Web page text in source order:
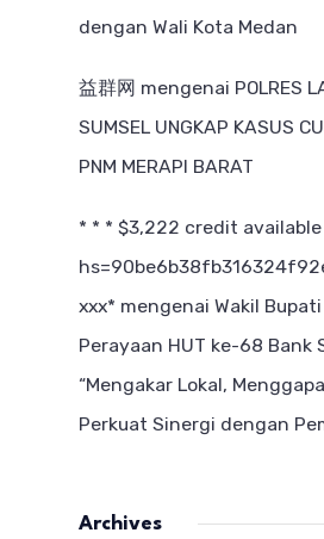
dengan Wali Kota Medan
益群网 mengenai POLRES
SUMSEL UNGKAP KASUS
PNM MERAPI BARAT
* * * $3,222 credit
ххх* mengenai Wakil
Perayaan HUT ke-68 Bank
“Mengakar Lokal,
Perkuat Sinergi dengan
Archives